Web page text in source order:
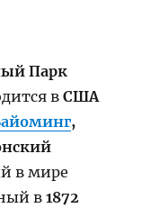
Парк
вСША
,
в мире
в1872